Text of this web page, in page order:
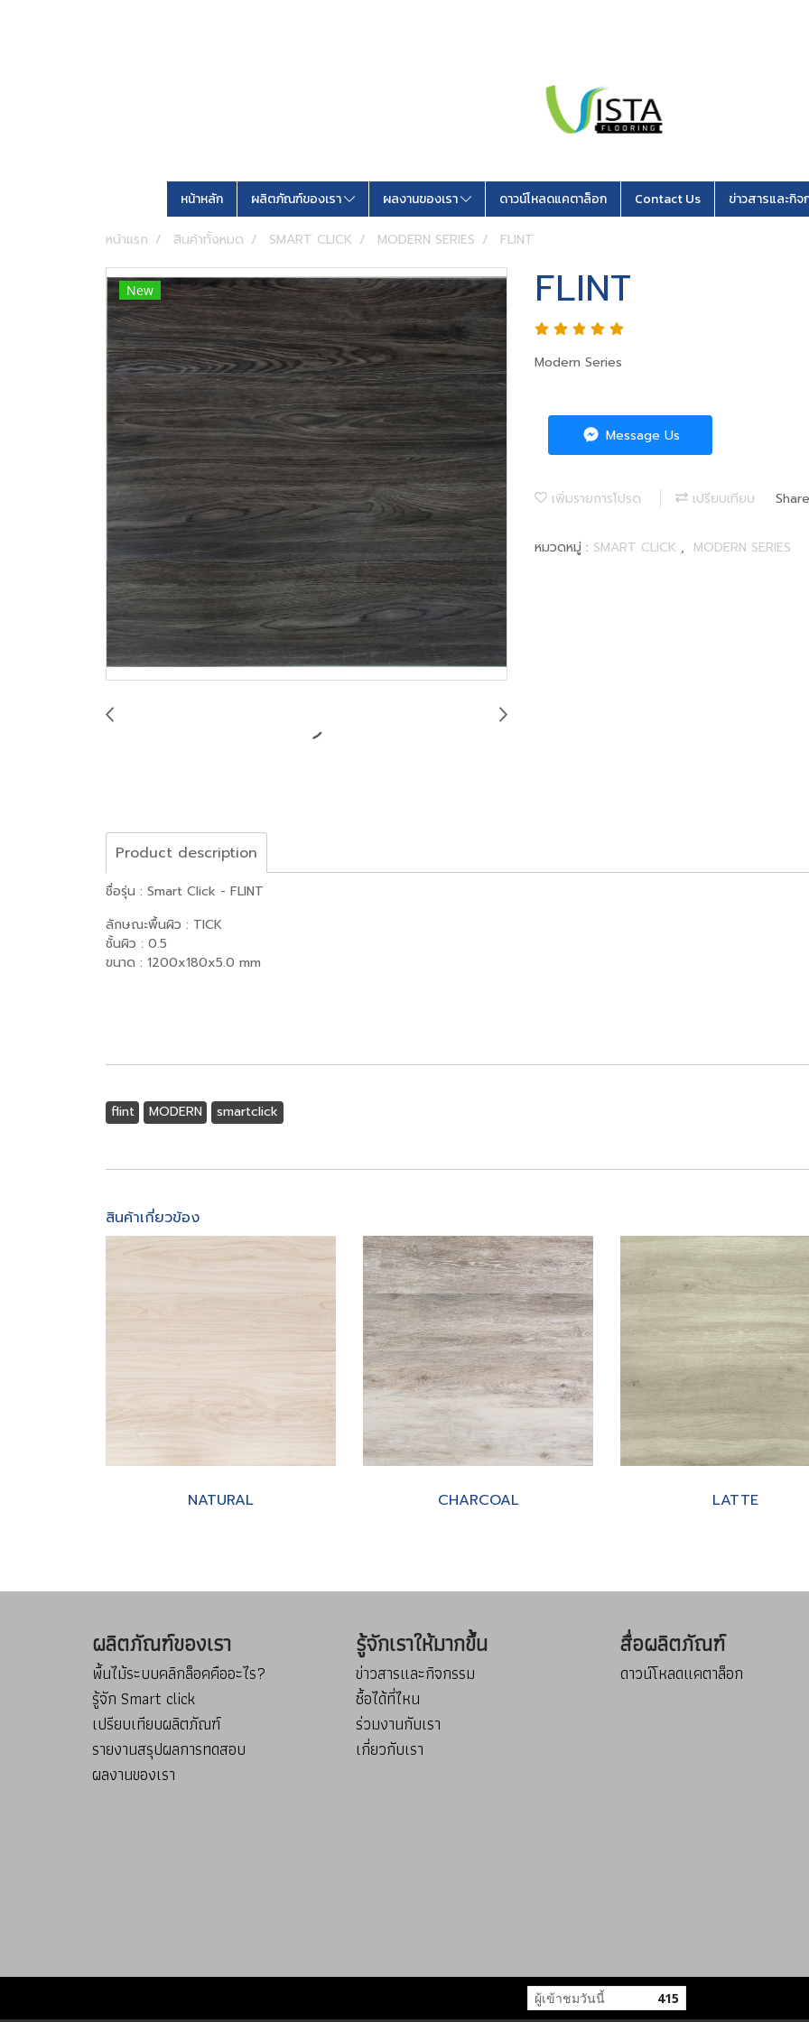
หน้าหลัก ผลิตภัณฑ์ของเรา ผลงานของเรา ดาวน์โหลดแคตาล็อก Contact Us ข่าวสารและกิจ
หน้าแรก สินค้าทั้งหมด SMART CLICK MODERN SERIES FLINT
New FLINT
Modern Series
Message Us
เพิ่มรายการโปรด เปรียบเทียบ Share
หมวดหมู่ : SMART CLICK , MODERN SERIES
Product description
ชื่อรุ่น : Smart Click - FLINT
ลักษณะพื้นผิว : TICK
ชั้นผิว : 0.5
ขนาด : 1200x180x5.0 mm
flint MODERN smartclick
สินค้าเกี่ยวข้อง
NATURAL CHARCOAL LATTE
ผลิตภัณฑ์ของเรา
พื้นไม้ระบบคลิกล็อคคืออะไร?
รู้จัก Smart click
เปรียบเทียบผลิตภัณฑ์
รายงานสรุปผลการทดสอบ
ผลงานของเรา
รู้จักเราให้มากขึ้น
ข่าวสารและกิจกรรม
ซื้อได้ที่ไหน
ร่วมงานกับเรา
เกี่ยวกับเรา
สื่อผลิตภัณฑ์
ดาวน์โหลดแคตาล็อก
ผู้เข้าชมวันนี้ 415